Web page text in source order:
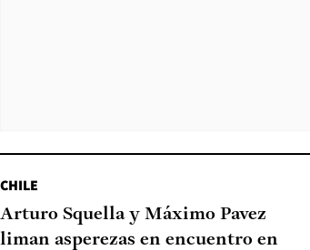
CHILE
Arturo Squella y Máximo Pavez
liman asperezas en encuentro en